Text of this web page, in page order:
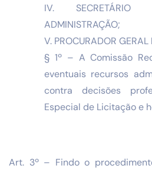
IV.
ADMINISTRAÇÃO;
V. PROCURADOR GERAL
§ 1º – A Comissão
eventuais recursos
contra decisões
Especial de Licitação e
Art. 3º – Findo o